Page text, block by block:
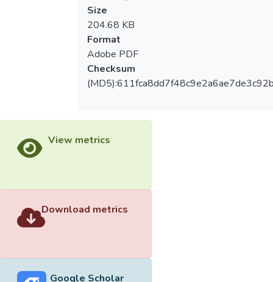
Size
204.68 KB
Format
Adobe PDF
Checksum
View metrics
Download metrics
Google Scholar